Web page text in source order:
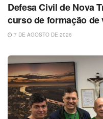
Defesa Civil de Nova
curso de formação
7 DE AGOSTO DE 2026